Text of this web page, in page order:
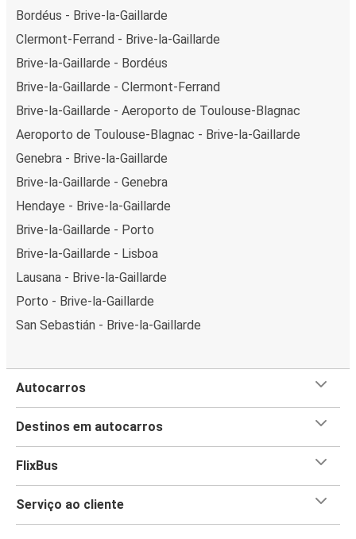
Bordéus - Brive-la-Gaillarde
Clermont-Ferrand - Brive-la-Gaillarde
Brive-la-Gaillarde - Bordéus
Brive-la-Gaillarde - Clermont-Ferrand
Brive-la-Gaillarde - Aeroporto de Toulouse-Blagnac
Aeroporto de Toulouse-Blagnac - Brive-la-Gaillarde
Genebra - Brive-la-Gaillarde
Brive-la-Gaillarde - Genebra
Hendaye - Brive-la-Gaillarde
Brive-la-Gaillarde - Porto
Brive-la-Gaillarde - Lisboa
Lausana - Brive-la-Gaillarde
Porto - Brive-la-Gaillarde
San Sebastián - Brive-la-Gaillarde
Autocarros
Destinos em autocarros
FlixBus
Serviço ao cliente